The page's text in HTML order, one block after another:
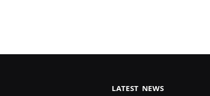
LATEST NEWS